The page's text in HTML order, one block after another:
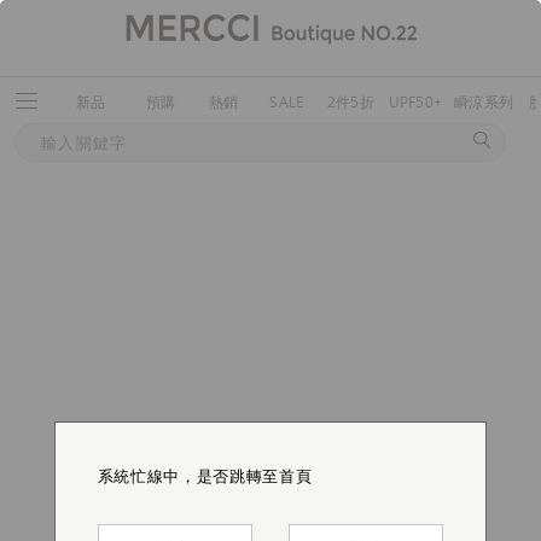
新品 預購 熱銷 SALE 2件5折 UPF50+ 瞬涼系列
系統忙線中，是否跳轉至首頁
系統忙線中，是否跳轉至首頁
系統忙線中，是否跳轉至首頁
系統忙線中，是否跳轉至首頁
系統忙線中，是否跳轉至首頁